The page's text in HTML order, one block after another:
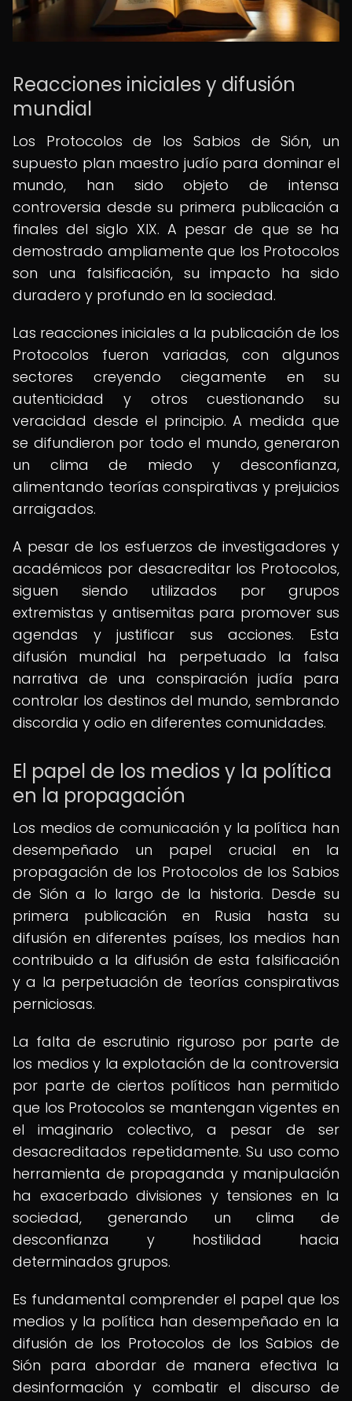
Reacciones iniciales y difusión
mundial
Los Protocolos de los Sabios de Sión, un
supuesto plan maestro judío para dominar el
mundo, han sido objeto de intensa
controversia desde su primera publicación a
finales del siglo XIX. A pesar de que se ha
demostrado ampliamente que los Protocolos
son una falsificación, su impacto ha sido
duradero y profundo en la sociedad.
Las reacciones iniciales a la publicación de los
Protocolos fueron variadas, con algunos
sectores creyendo ciegamente en su
autenticidad y otros cuestionando su
veracidad desde el principio. A medida que
se difundieron por todo el mundo, generaron
un clima de miedo y desconfianza,
alimentando teorías conspirativas y prejuicios
arraigados.
A pesar de los esfuerzos de investigadores y
académicos por desacreditar los Protocolos,
siguen siendo utilizados por grupos
extremistas y antisemitas para promover sus
agendas y justificar sus acciones. Esta
difusión mundial ha perpetuado la falsa
narrativa de una conspiración judía para
controlar los destinos del mundo, sembrando
discordia y odio en diferentes comunidades.
El papel de los medios y la política
en la propagación
Los medios de comunicación y la política han
desempeñado un papel crucial en la
propagación de los Protocolos de los Sabios
de Sión a lo largo de la historia. Desde su
primera publicación en Rusia hasta su
difusión en diferentes países, los medios han
contribuido a la difusión de esta falsificación
y a la perpetuación de teorías conspirativas
perniciosas.
La falta de escrutinio riguroso por parte de
los medios y la explotación de la controversia
por parte de ciertos políticos han permitido
que los Protocolos se mantengan vigentes en
el imaginario colectivo, a pesar de ser
desacreditados repetidamente. Su uso como
herramienta de propaganda y manipulación
ha exacerbado divisiones y tensiones en la
sociedad, generando un clima de
desconfianza y hostilidad hacia
determinados grupos.
Es fundamental comprender el papel que los
medios y la política han desempeñado en la
difusión de los Protocolos de los Sabios de
Sión para abordar de manera efectiva la
desinformación y combatir el discurso de